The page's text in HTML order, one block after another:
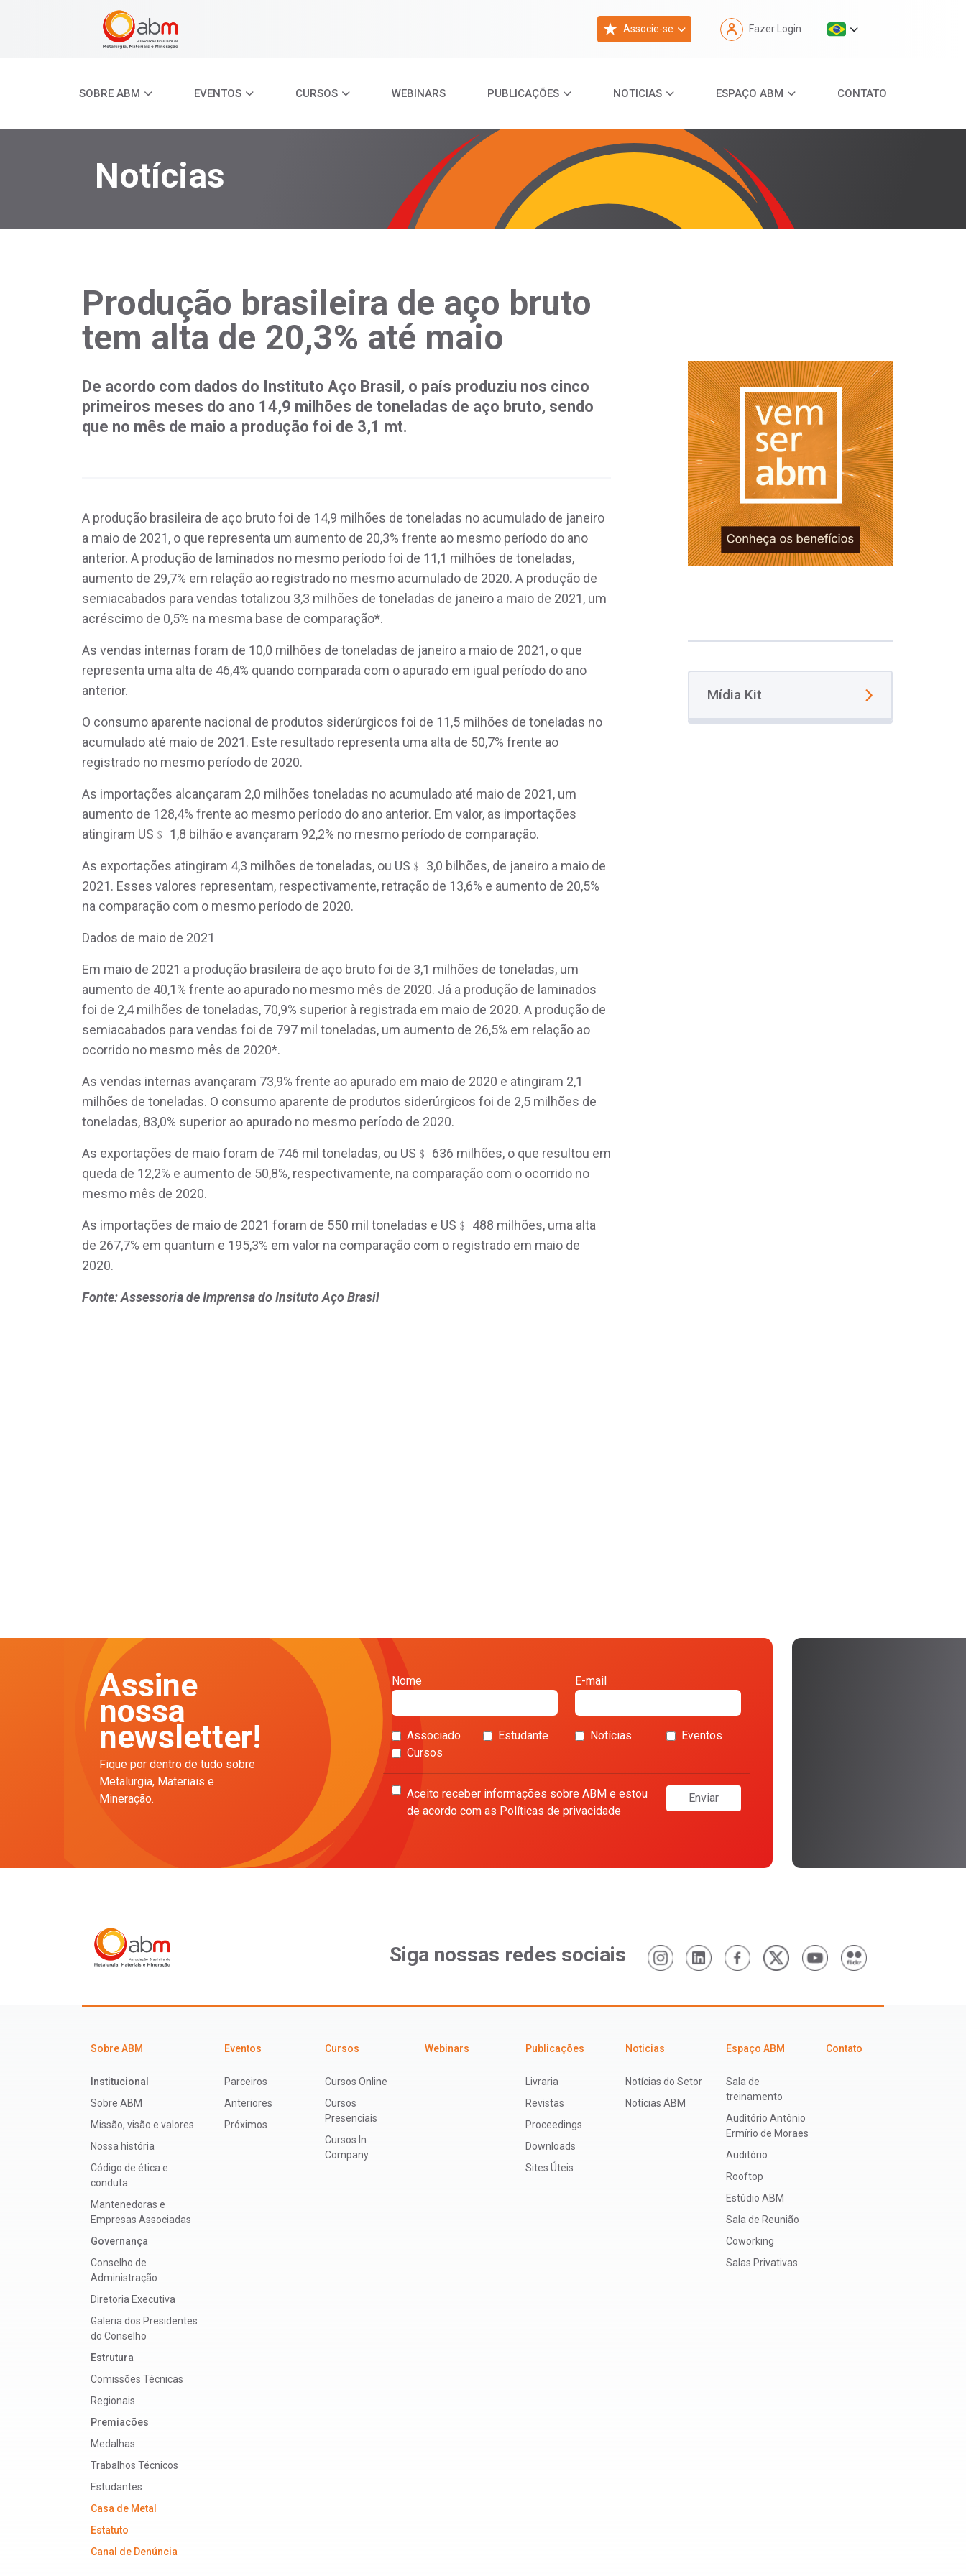
Associe-se Fazer Login
SOBRE ABM EVENTOS CURSOS WEBINARS PUBLICAÇÕES NOTICIAS ESPAÇO ABM CONTATO
Notícias
Produção brasileira de aço bruto
tem alta de 20,3% até maio
De acordo com dados do Instituto Aço Brasil, o país produziu nos cinco
primeiros meses do ano 14,9 milhões de toneladas de aço bruto, sendo
que no mês de maio a produção foi de 3,1 mt.
A produção brasileira de aço bruto foi de 14,9 milhões de toneladas no acumulado de janeiro
a maio de 2021, o que representa um aumento de 20,3% frente ao mesmo período do ano
anterior. A produção de laminados no mesmo período foi de 11,1 milhões de toneladas,
aumento de 29,7% em relação ao registrado no mesmo acumulado de 2020. A produção de
semiacabados para vendas totalizou 3,3 milhões de toneladas de janeiro a maio de 2021, um
acréscimo de 0,5% na mesma base de comparação*.
As vendas internas foram de 10,0 milhões de toneladas de janeiro a maio de 2021, o que
representa uma alta de 46,4% quando comparada com o apurado em igual período do ano
anterior.
O consumo aparente nacional de produtos siderúrgicos foi de 11,5 milhões de toneladas no
acumulado até maio de 2021. Este resultado representa uma alta de 50,7% frente ao
registrado no mesmo período de 2020.
As importações alcançaram 2,0 milhões toneladas no acumulado até maio de 2021, um
aumento de 128,4% frente ao mesmo período do ano anterior. Em valor, as importações
atingiram US﹩ 1,8 bilhão e avançaram 92,2% no mesmo período de comparação.
As exportações atingiram 4,3 milhões de toneladas, ou US﹩ 3,0 bilhões, de janeiro a maio de
2021. Esses valores representam, respectivamente, retração de 13,6% e aumento de 20,5%
na comparação com o mesmo período de 2020.
Dados de maio de 2021
Em maio de 2021 a produção brasileira de aço bruto foi de 3,1 milhões de toneladas, um
aumento de 40,1% frente ao apurado no mesmo mês de 2020. Já a produção de laminados
foi de 2,4 milhões de toneladas, 70,9% superior à registrada em maio de 2020. A produção de
semiacabados para vendas foi de 797 mil toneladas, um aumento de 26,5% em relação ao
ocorrido no mesmo mês de 2020*.
As vendas internas avançaram 73,9% frente ao apurado em maio de 2020 e atingiram 2,1
milhões de toneladas. O consumo aparente de produtos siderúrgicos foi de 2,5 milhões de
toneladas, 83,0% superior ao apurado no mesmo período de 2020.
As exportações de maio foram de 746 mil toneladas, ou US﹩ 636 milhões, o que resultou em
queda de 12,2% e aumento de 50,8%, respectivamente, na comparação com o ocorrido no
mesmo mês de 2020.
As importações de maio de 2021 foram de 550 mil toneladas e US﹩ 488 milhões, uma alta
de 267,7% em quantum e 195,3% em valor na comparação com o registrado em maio de
2020.
Fonte: Assessoria de Imprensa do Insituto Aço Brasil
Mídia Kit
Assine
nossa
newsletter!
Fique por dentro de tudo sobre
Metalurgia, Materiais e
Mineração.
Nome E-mail
Associado Estudante Notícias
Eventos
Cursos
Aceito receber informações sobre ABM e estou
de acordo com as Políticas de privacidade
Enviar
Siga nossas redes sociais
Sobre ABM
Institucional
Sobre ABM
Missão, visão e valores
Nossa história
Código de ética e
conduta
Mantenedoras e
Empresas Associadas
Governança
Conselho de
Administração
Diretoria Executiva
Galeria dos Presidentes
do Conselho
Estrutura
Comissões Técnicas
Regionais
Premiacões
Medalhas
Trabalhos Técnicos
Estudantes
Casa de Metal
Estatuto
Canal de Denúncia
Eventos
Parceiros
Anteriores
Próximos
Cursos
Cursos Online
Cursos
Presenciais
Cursos In
Company
Webinars Publicações
Livraria
Revistas
Proceedings
Downloads
Sites Úteis
Noticias
Notícias do Setor
Notícias ABM
Espaço ABM
Sala de
treinamento
Auditório Antônio
Ermírio de Moraes
Auditório
Rooftop
Estúdio ABM
Sala de Reunião
Coworking
Salas Privativas
Contato